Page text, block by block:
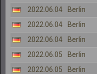
2022.06.04
Berlin
2022.06.04
Berlin
2022.06.04
Berlin
2022.06.05
Berlin
2022.06.05
Berlin